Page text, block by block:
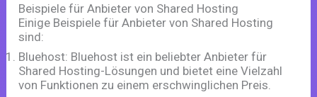
Beispiele für Anbieter von Shared Hosting
Einige Beispiele für Anbieter von Shared Hosting
sind:
Bluehost: Bluehost ist ein beliebter Anbieter für
Shared Hosting-Lösungen und bietet eine Vielzahl
von Funktionen zu einem erschwinglichen Preis.